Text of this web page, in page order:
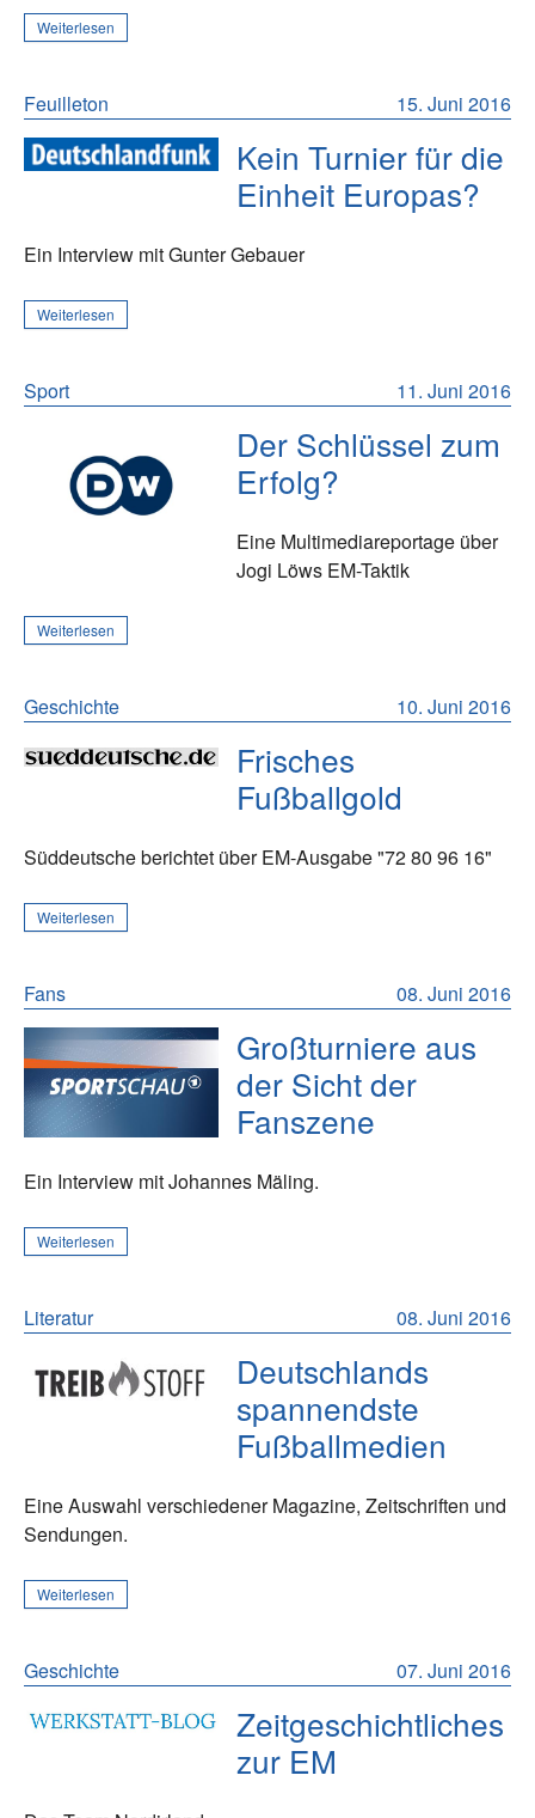
Weiterlesen
15. Juni 2016
Feuilleton
Kein Turnier für die
Einheit Europas?
Ein Interview mit Gunter Gebauer
Weiterlesen
11. Juni 2016
Sport
Der Schlüssel zum
Erfolg?
Eine Multimediareportage über
Jogi Löws EM-Taktik
Weiterlesen
10. Juni 2016
Geschichte
Frisches
Fußballgold
Süddeutsche berichtet über EM-Ausgabe "72 80 96 16"
Weiterlesen
08. Juni 2016
Fans
Großturniere aus
der Sicht der
Fanszene
Ein Interview mit Johannes Mäling.
Weiterlesen
08. Juni 2016
Literatur
Deutschlands
spannendste
Fußballmedien
Eine Auswahl verschiedener Magazine, Zeitschriften und
Sendungen.
Weiterlesen
07. Juni 2016
Geschichte
Zeitgeschichtliches
zur EM